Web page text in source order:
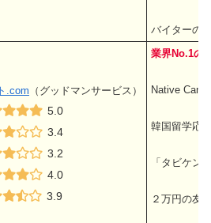
バイターの
.com （グッドマンサービス）
5.0
3.4
3.2
4.0
3.9
業界No.1の
Native
韓国留学応
「タビケン
２万円の友